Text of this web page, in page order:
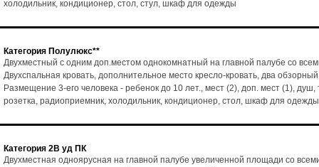
холодильник, кондиционер, стол, стул, шкаф для одежды
Категория Полулюкс**
Двухместный с одним доп.местом однокомнатный на главной палубе со
Двухспальная кровать, дополнительное место кресло-кровать, два
Размещение 3-его человека - ребенок до 10 лет., мест (2), доп. мест (1), душ,
розетка, радиоприемник, холодильник, кондиционер, стол, шкаф для одежды
Категория 2В уд ПК
Двухместная одноярусная на главной палубе увеличенной площади со